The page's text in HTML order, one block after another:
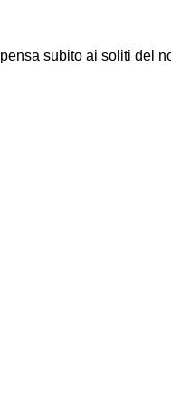
subito ai soliti del